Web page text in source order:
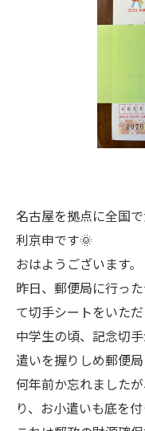
名古屋を拠点に全国
利京申です🌞
おはようございます。
昨日、郵便局に行っ
て切手シートをいた
中学生の頃、記念切
遣いを握りしめ郵便局
何年前か忘れました
り、お小遣いも底を